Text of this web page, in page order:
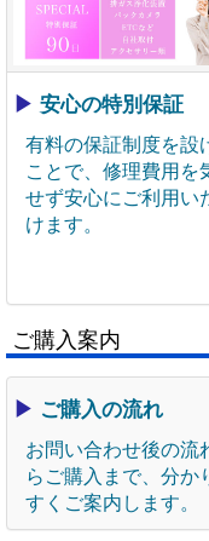
▶ 安心の特別保証
有料の保証制度を設
ことで、修理費用を
せず安心にご利用い
けます。
ご購入案内
▶ ご購入の流れ
お問い合わせ後の流
らご購入まで、分か
すくご案内します。